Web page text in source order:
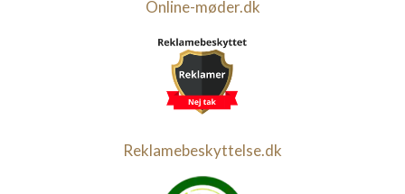
Online-møder.dk
Reklamebeskyttelse.dk